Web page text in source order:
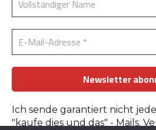
Ich sende garantiert nicht
"kaufe dies und das" - Mails.